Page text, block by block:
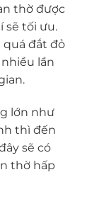
thờ được
sẽ tối ưu.
quá đắt đỏ
lần
lớn như
thì đến
sẽ có
thờ hấp